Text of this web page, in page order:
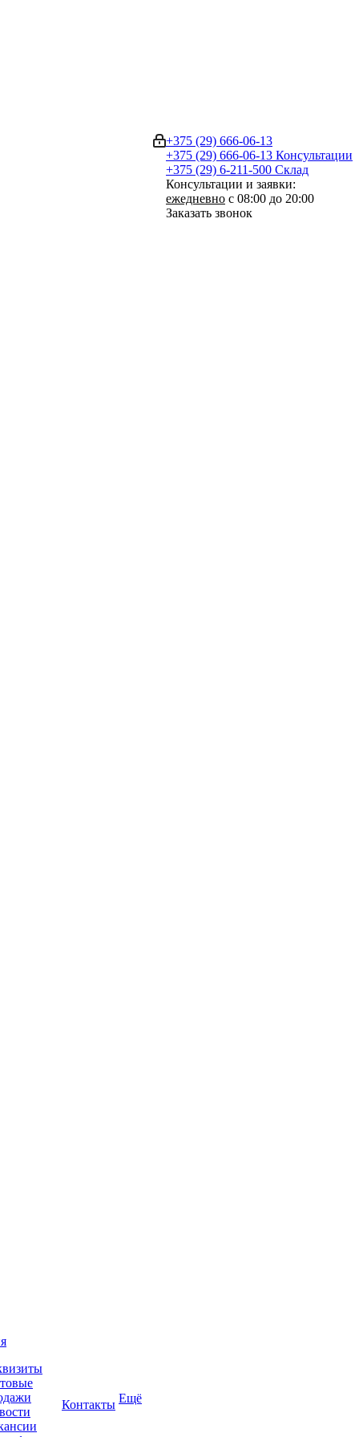
+375 (29) 666-06-13
+375 (29) 666-06-13 Консультации
+375 (29) 6-211-500 Склад
Консультации и заявки:
ежедневно с 08:00 до 20:00
Заказать звонок
Контакты Ещё